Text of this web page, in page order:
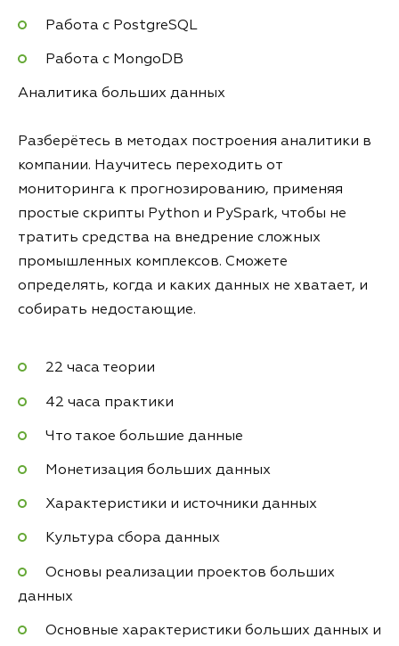
Работа с PostgreSQL
Работа с MongoDB
Аналитика больших данных
Разберётесь в методах построения аналитики в
компании. Научитесь переходить от
мониторинга к прогнозированию, применяя
простые скрипты Python и PySpark, чтобы не
тратить средства на внедрение сложных
промышленных комплексов. Сможете
определять, когда и каких данных не хватает, и
собирать недостающие.
22 часа теории
42 часа практики
Что такое большие данные
Монетизация больших данных
Характеристики и источники данных
Культура сбора данных
Основы реализации проектов больших
данных
Основные характеристики больших данных и